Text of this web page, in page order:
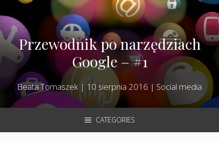
Przewodnik po narzędziach
Google – #1
Beata Tomaszek | 10 sierpnia 2016 | Social media
CATEGORIES